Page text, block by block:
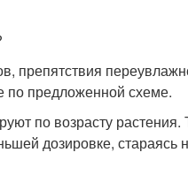
препятствия
по предложенной схеме.
по возрасту
дозировке, стараясь